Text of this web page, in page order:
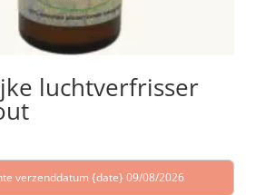
luchtverfrisser
verzenddatum {date} 09/08/2026